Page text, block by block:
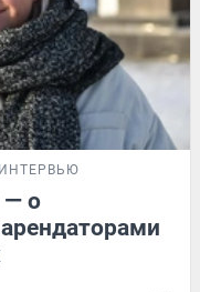
ИНТЕРВЬЮ
— о